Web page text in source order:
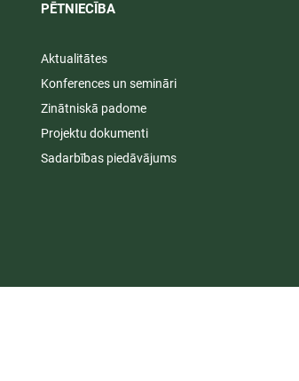
PĒTNIECĪBA
Aktualitātes
Konferences un semināri
Zinātniskā padome
Projektu dokumenti
Sadarbības piedāvājums